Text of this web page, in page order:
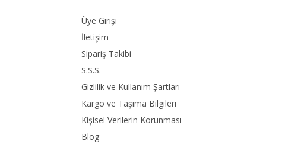
Üye Girişi
İletişim
Sipariş Takibi
S.S.S.
Gizlilik ve Kullanım Şartları
Kargo ve Taşıma Bilgileri
Kişisel Verilerin Korunması
Blog